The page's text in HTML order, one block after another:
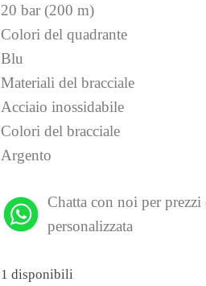
20 bar (200 m)
Colori del quadrante
Blu
Materiali del bracciale
Acciaio inossidabile
Colori del bracciale
Argento
Chatta con noi per prezzi
personalizzata
1 disponibili